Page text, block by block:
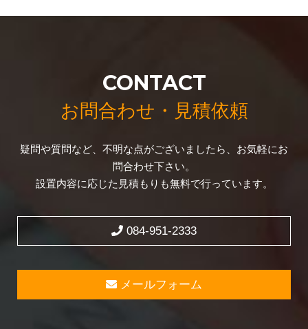
CONTACT
お問合わせ・見積依頼
疑問や質問など、不明な点がございましたら、お気軽にお
問合わせ下さい。
設置内容に応じた見積もりも無料で行っています。
084-951-2333
メールフォーム